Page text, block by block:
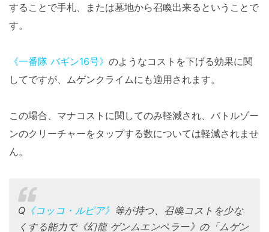
することで手札、または墓地から召喚出来るということで
す。
《一番隊 バギン16号》 のようなコストを下げる効果に関
してですが、ムゲンクライムにも適用されます。
この場合、マナコストに関してのみ軽減され、バトルゾー
ンのクリーチャーをタップする数については軽減されませ
ん。
Q 《コッコ・ルピア》 等が持つ、召喚コストを少な
くする能力で《幻龍 ゲンムエンペラー》の「ムゲン